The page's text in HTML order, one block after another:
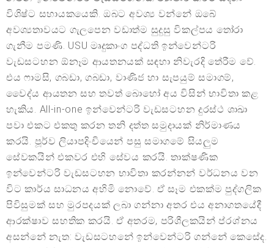
විශිෂ්ට සහායකයෙකි. ඔබට අවශ්‍ය වන්නේ ඔබේ
අවශ්‍යතාවයට ගැලපෙන වඩාත්ම සුදුසු විකල්පය තෝරා
ගැනීම පමණි. USU මෘදුකාංග පද්ධති ඉන්වෙන්ටරි
වැඩසටහන ඕනෑම ආයතනයක් සඳහා නිවැරදි තේරීම වේ.
එය ෆාමසි, ගබඩා, ගබඩා, වාණිජ හා සැපයුම් සමාගම්,
වෛද්ය ආයතන සහ තවත් බොහෝ අය විසින් භාවිතා කළ
හැකිය. All-in-one ඉන්වෙන්ටරි වැඩසටහන දුරස්ථ ශාඛා
පවා එකට එකතු කරන තනි දත්ත සමුදායක් නිර්මාණය
කරයි. පූර්ව ලියාපදිංචියෙන් පසු සමාගමේ සියලුම
සේවකයින් එකවර එහි සේවය කරයි. තාක්ෂණික
ඉන්වෙන්ටරි වැඩසටහන භාවිතා කරන්නන් වර්ධනය වන
විට කාර්ය සාධනය අහිමි නොවේ. ඒ සෑම එකක්ම පුද්ගලික
පිවිසුමක් සහ මුරපදයක් ලබා ගන්නා අතර එය අනාගතයේදී
ආරක්ෂාව සහතික කරයි. ඒ අතරම, පරිශීලකයින් ප්රශ්නය
අසන්නේ නැත: වැඩසටහනේ ඉන්වෙන්ටරි ගන්නේ කෙසේද.